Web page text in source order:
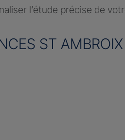
l’étude précise de
ST AMBROIX